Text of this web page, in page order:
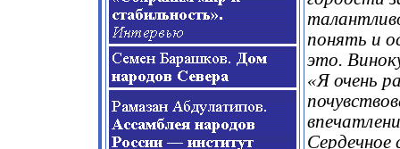
понять и
это.
«Я очень
Сердечное